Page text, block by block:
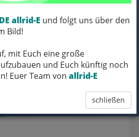
allrid-E und folgt uns über den
Bild!
mit Euch eine große
und Euch künftig noch
Euer Team von allrid-E
schließen